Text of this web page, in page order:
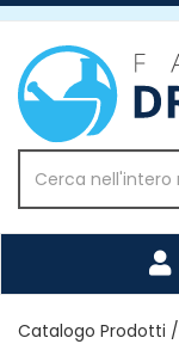
Passa
contenuto
principale
Farmacia
Mazzola
Prodotto
Catalogo Prodotti /